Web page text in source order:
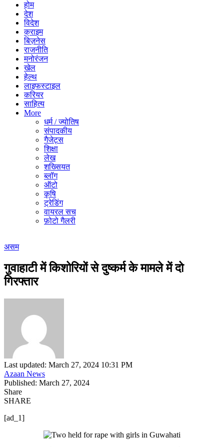
होम
देश
विदेश
क्राइम
बिज़नेस
राजनीति
मनोरंजन
खेल
हेल्थ
लाइफस्टाइल
करियर
साहित्य
More
धर्म / ज्योतिष
संपादकीय
गैजेट्स
शिक्षा
लेख
शख्सियत
ब्लॉग
ऑटो
कृषि
ट्रेडिंग
वायरल सच
फ़ोटो गैलरी
असम
गुवाहाटी में किशोरियों से दुष्कर्म के मामले में दो
गिरफ्तार
Last updated: March 27, 2024 10:31 PM
Azaan News
Published: March 27, 2024
Share
SHARE
[ad_1]